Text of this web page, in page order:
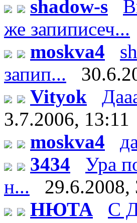
shadow-s
же запиписеч...
moskva4
запип...
Vityok
3.7.2006, 13:11
moskva4
3434
Ура
н...
29.6.2008,
НЮТА
С